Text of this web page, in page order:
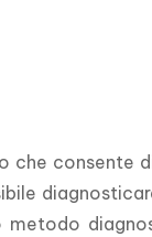
consente